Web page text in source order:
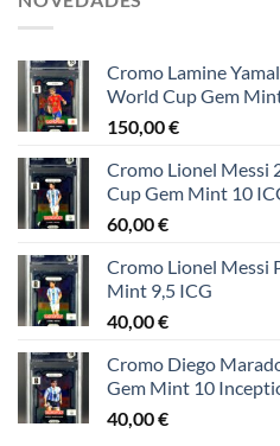
Cromo Lamine
World Cup Gem
150,00€
Cromo Lionel Messi
Cup Gem Mint 10
60,00€
Cromo Lionel Messi
Mint 9,5 ICG
40,00€
Cromo Diego
Gem Mint 10
40,00€